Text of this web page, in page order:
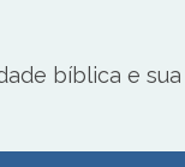
bíblica e